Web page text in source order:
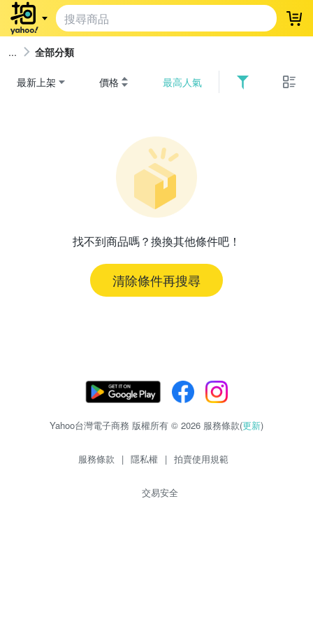
登
全部分類
最新上架 價格 最高人氣
找不到商品嗎？換換其他條件吧！
清除條件再搜尋
Yahoo台灣電子商務 版權所有 © 2026 服務條款(更新)
服務條款 | 隱私權 | 拍賣使用規範
交易安全